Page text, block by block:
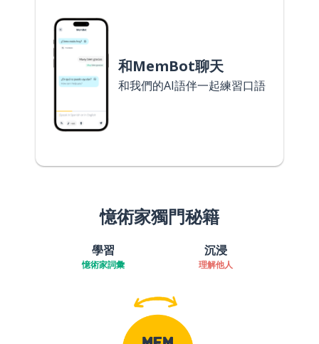
和MemBot聊天
和我們的AI語伴一起練習口語
憶術家獨門秘籍
學習
憶術家詞彙
沉浸
理解他人